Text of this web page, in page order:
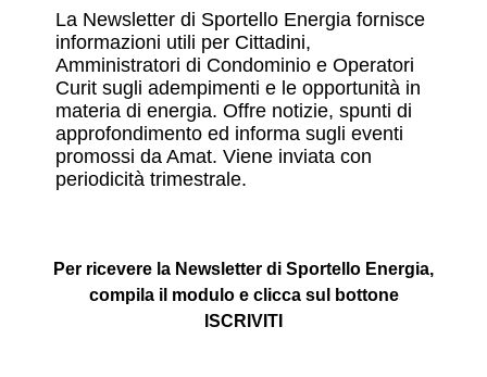
La Newsletter di Sportello Energia fornisce
informazioni utili per Cittadini,
Amministratori di Condominio e Operatori
Curit sugli adempimenti e le opportunità in
materia di energia. Offre notizie, spunti di
approfondimento ed informa sugli eventi
promossi da Amat. Viene inviata con
periodicità trimestrale.
Per ricevere la Newsletter di Sportello Energia,
compila il modulo e clicca sul bottone
ISCRIVITI